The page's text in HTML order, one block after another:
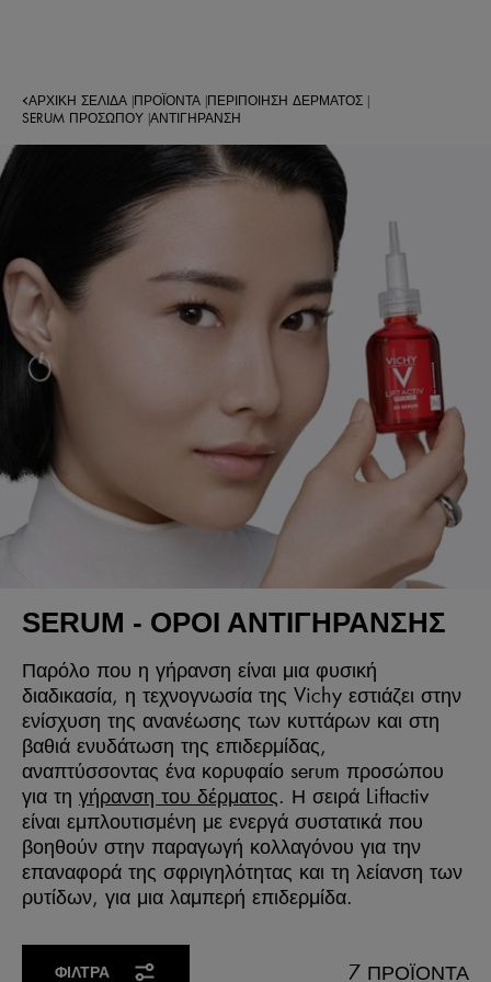
ΑΡΧΙΚΉ ΣΕΛΊΔΑ ΠΡΟΪΌΝΤΑ ΠΕΡΙΠΟΊΗΣΗ ΔΈΡΜΑΤΟΣ
SERUM ΠΡΟΣΏΠΟΥ ΑΝΤΙΓΉΡΑΝΣΗ
SERUM - ΟΡΟΙ ΑΝΤΙΓΗΡΑΝΣΗΣ
Παρόλο που η γήρανση είναι μια φυσική
διαδικασία, η τεχνογνωσία της Vichy εστιάζει στην
ενίσχυση της ανανέωσης των κυττάρων και στη
βαθιά ενυδάτωση της επιδερμίδας,
αναπτύσσοντας ένα κορυφαίο serum προσώπου
για τη γήρανση του δέρματος. Η σειρά Liftactiv
είναι εμπλουτισμένη με ενεργά συστατικά που
βοηθούν στην παραγωγή κολλαγόνου για την
επαναφορά της σφριγηλότητας και τη λείανση των
ρυτίδων, για μια λαμπερή επιδερμίδα.
ΦΊΛΤΡΑ 7 ΠΡΟΪΌΝΤΑ